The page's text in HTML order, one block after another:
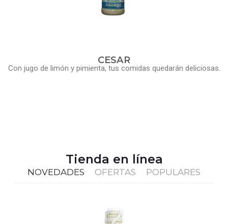
CESAR
Con jugo de limón y pimienta, tus comidas quedarán deliciosas.
Tienda en línea
NOVEDADES OFERTAS POPULARES